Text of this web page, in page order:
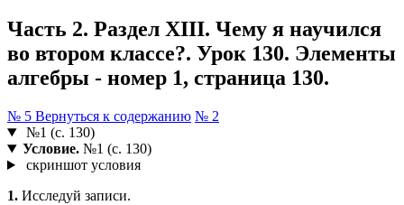
Часть 2. Раздел XIII. Чему я научился
во втором классе?. Урок 130. Элементы
алгебры - номер 1, страница 130.
№ 5 Вернуться к содержанию № 2
№1 (с. 130)
Условие.№1 (с. 130)
скриншот условия
1. Исследуй записи.